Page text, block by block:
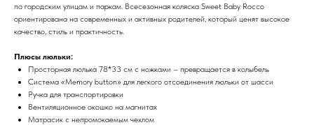
по городским улицам и паркам. Всесезонная коляска Sweet Baby Rocco
ориентирована на современных и активных родителей, который ценят высокое
качество, стиль и практичность.
Плюсы люльки:
Просторная люлька 78*33 см с ножками – превращается в колыбель
Система «Memory button» для легкого отсоединения люльки от шасси
Ручка для транспортировки
Вентиляционное окошко на магнитах
Матрасик с непромокаемым чехлом